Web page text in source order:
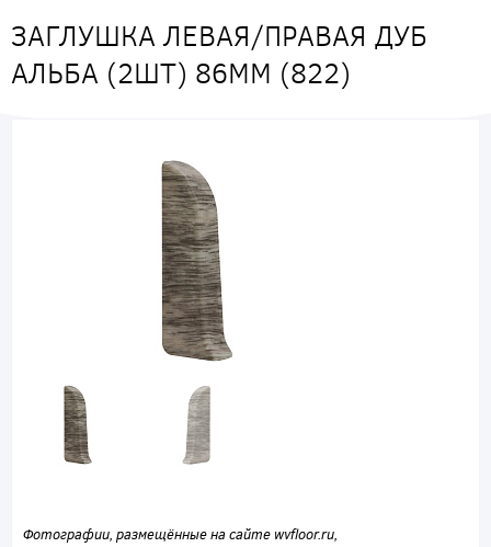
ЗАГЛУШКА ЛЕВАЯ/ПРАВАЯ ДУБ
АЛЬБА (2ШТ) 86ММ (822)
Фотографии, размещённые на сайте wvfloor.ru,